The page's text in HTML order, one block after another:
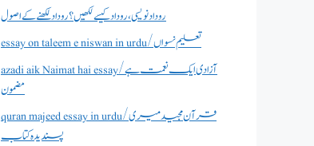
روداد نویسی ،روداد کیسے لکھیں؟ روداد لکھنے کے اصول
essay on taleem e niswan in urdu/تعلیم نسواں
azadi aik Naimat hai essay/آزادی ایک نعمت ہے
مضمون
quran majeed essay in urdu/قرآن مجید میری
پسندیدہ کتاب